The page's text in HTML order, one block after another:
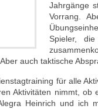
Jahrgänge
Vorrang.
Spieler,
auch taktische
für alle
Aktivitäten nimmt, ob
Heinrich und ich